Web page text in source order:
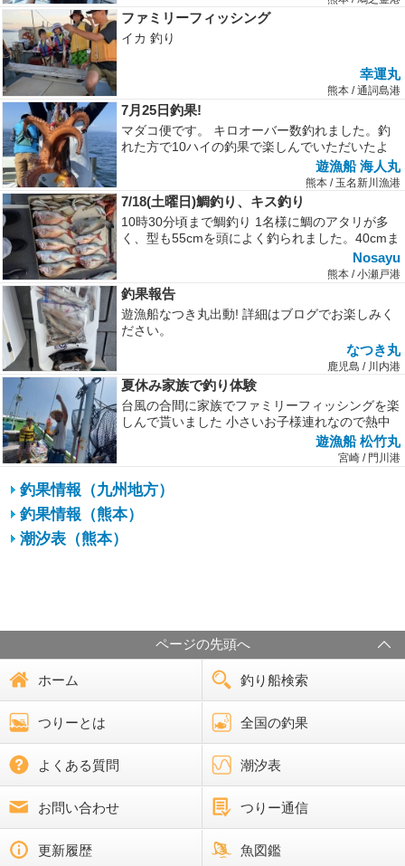
ファミリーフィッシング
イカ 釣り
幸運丸
熊本 / 通詞島港
7月25日釣果!
マダコ便です。 キロオーバー数釣れました。釣
れた方で10ハイの釣果で楽しんでいただいたよ
うです。針外れも多かったそうで...遊漁船 海人丸
熊本 / 玉名新川漁港
7/18(土曜日)鯛釣り、キス釣り
10時30分頃まで鯛釣り 1名様に鯛のアタリが多
く、型も55cmを頭によく釣られました。40cmま
Nosayu
熊本 / 小瀬戸港
釣果報告
遊漁船なつき丸出動! 詳細はブログでお楽しみく
ださい。
なつき丸
鹿児島 / 川内港
夏休み家族で釣り体験
台風の合間に家族でファミリーフィッシングを楽
しんで貰いました 小さいお子様連れなので熱中
症に成らない様に氷で冷やしなが...遊漁船 松竹丸
宮崎 / 門川港
釣果情報（九州地方）
釣果情報（熊本）
潮汐表（熊本）
ページの先頭へ
ホーム 釣り船検索
つりーとは 全国の釣果
よくある質問 潮汐表
お問い合わせ つりー通信
更新履歴 魚図鑑